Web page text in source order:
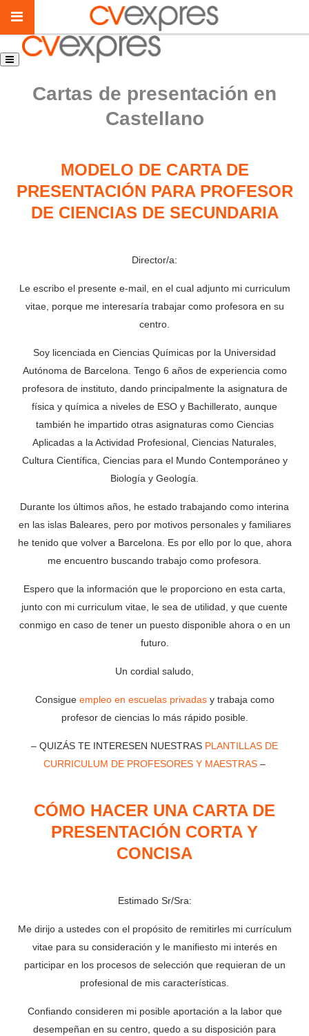
Cartas de presentación en
Castellano
MODELO DE CARTA DE
PRESENTACIÓN PARA PROFESOR
DE CIENCIAS DE SECUNDARIA
Director/a:
Le escribo el presente e-mail, en el cual adjunto mi curriculum
vitae, porque me interesaría trabajar como profesora en su
centro.
Soy licenciada en Ciencias Químicas por la Universidad
Autónoma de Barcelona. Tengo 6 años de experiencia como
profesora de instituto, dando principalmente la asignatura de
física y química a niveles de ESO y Bachillerato, aunque
también he impartido otras asignaturas como Ciencias
Aplicadas a la Actividad Profesional, Ciencias Naturales,
Cultura Científica, Ciencias para el Mundo Contemporáneo y
Biología y Geología.
Durante los últimos años, he estado trabajando como interina
en las islas Baleares, pero por motivos personales y familiares
he tenido que volver a Barcelona. Es por ello por lo que, ahora
me encuentro buscando trabajo como profesora.
Espero que la información que le proporciono en esta carta,
junto con mi curriculum vitae, le sea de utilidad, y que cuente
conmigo en caso de tener un puesto disponible ahora o en un
futuro.
Un cordial saludo,
Consigue empleo en escuelas privadasy trabaja como
profesor de ciencias lo más rápido posible.
– QUIZÁS TE INTERESEN NUESTRAS PLANTILLAS DE
CURRICULUM DE PROFESORES Y MAESTRAS –
CÓMO HACER UNA CARTA DE
PRESENTACIÓN CORTA Y
CONCISA
Estimado Sr/Sra:
Me dirijo a ustedes con el propósito de remitirles mi currículum
vitae para su consideración y le manifiesto mi interés en
participar en los procesos de selección que requieran de un
profesional de mis características.
Confiando consideren mi posible aportación a la labor que
desempeñan en su centro, quedo a su disposición para